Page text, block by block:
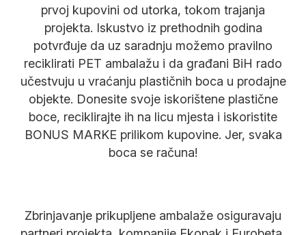
prvoj kupovini od utorka, tokom trajanja
projekta. Iskustvo iz prethodnih godina
potvrđuje da uz saradnju možemo pravilno
reciklirati PET ambalažu i da građani BiH rado
učestvuju u vraćanju plastičnih boca u prodajne
objekte. Donesite svoje iskorištene plastične
boce, reciklirajte ih na licu mjesta i iskoristite
BONUS MARKE prilikom kupovine. Jer, svaka
boca se računa!
Zbrinjavanje prikupljene ambalaže osiguravaju